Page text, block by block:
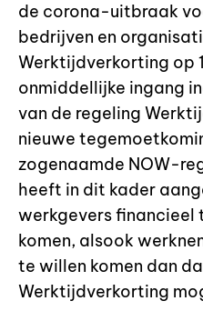
de corona-uitbraak
bedrijven en
Werktijdverkorting op
onmiddellijke ingang
van de regeling
nieuwe
zogenaamde NOW-
heeft in dit kader
werkgevers
komen, alsook
te willen komen dan
Werktijdverkorting